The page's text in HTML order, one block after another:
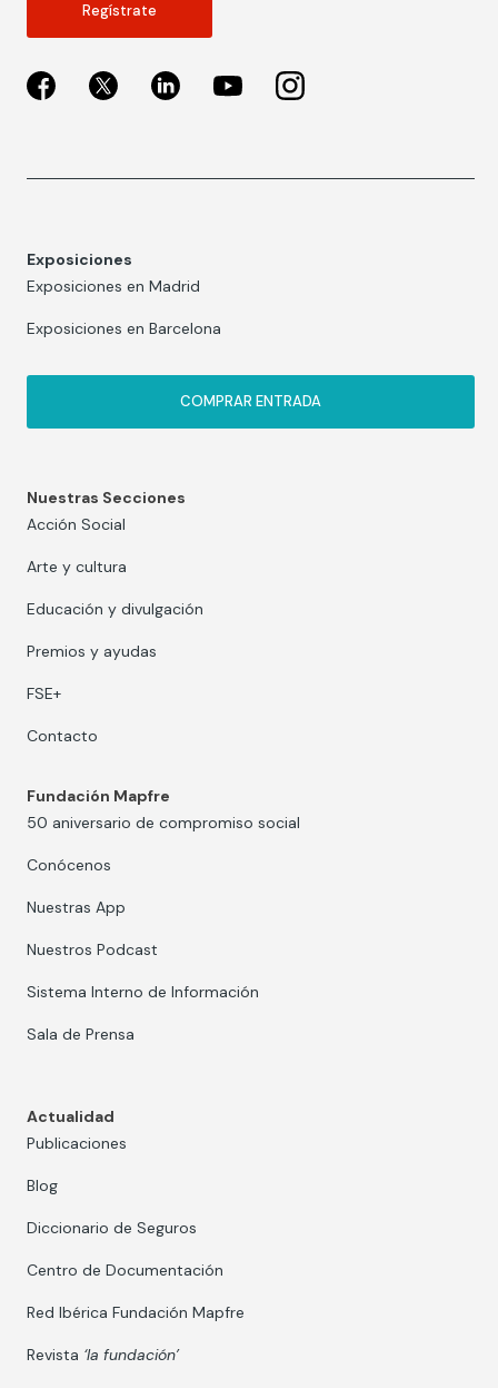
Regístrate
Exposiciones
Exposiciones en Madrid
Exposiciones en Barcelona
COMPRAR ENTRADA
Nuestras Secciones
Acción Social
Arte y cultura
Educación y divulgación
Premios y ayudas
FSE+
Contacto
Fundación Mapfre
50 aniversario de compromiso social
Conócenos
Nuestras App
Nuestros Podcast
Sistema Interno de Información
Sala de Prensa
Actualidad
Publicaciones
Blog
Diccionario de Seguros
Centro de Documentación
Red Ibérica Fundación Mapfre
Revista ‘la fundación’